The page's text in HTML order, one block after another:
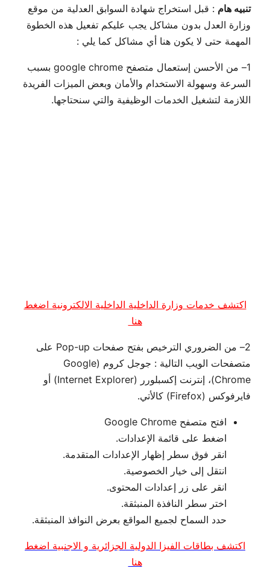
تنبيه هام : قبل استخراج شهادة السوابق العدلية من موقع
وزارة العدل بدون مشاكل يجب عليكم تفعيل هذه الخطوة
المهمة حتى لا يكون هنا أي مشاكل كما يلي :
1– من الأحسن إستعمال متصفح google chrome بسبب
السرعة وسهولة الاستخدام والأمان وبعض الميزات الفريدة
اللازمة لتشغيل الخدمات الوظيفية والتي سنحتاجها.
اكتشف خدمات وزارة الداخلية الداخلية الالكترونية اضغط
هنا
2– من الضروري الترخيص بفتح صفحات Pop-up على
متصفحات الويب التالية : جوجل كروم (Google
Chrome)، إنترنت إكسبلورر (Internet Explorer) أو
فايرفوكس (Firefox) كالأتي.
افتح متصفح Google Chrome
اضغط على قائمة الإعدادات.
انقر فوق سطر إظهار الإعدادات المتقدمة.
انتقل إلى خيار الخصوصية.
انقر على زر إعدادات المحتوى.
اختر سطر النافذة المنبثقة.
حدد السماح لجميع المواقع بعرض النوافذ المنبثقة.
اكتشف بطاقات الفيزا الدولية الجزائرية و الاجنبية اضغط
هنا